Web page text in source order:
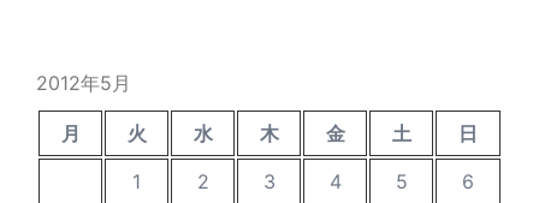
2012年5月
月 火 水 木 金 土
日
1
2 3 4 5
6